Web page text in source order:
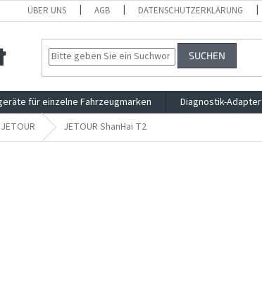
ÜBER UNS AGB DATENSCHUTZERKLÄRUNG
SUCHEN
für einzelne Fahrzeugmarken Diagnostik-Adapter
JETOUR JETOUR ShanHai T2